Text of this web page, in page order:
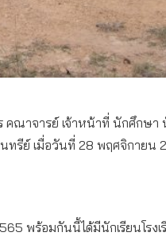
ณาจารย์ เจ้าหน้าที่ นักศึกษา นั
ทรีย์ เมื่อวันที่ 28 พฤศจิกายน
พร้อมกันนี้ได้มีนักเรียนโรง